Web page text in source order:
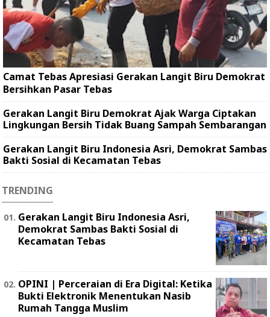
Camat Tebas Apresiasi Gerakan Langit Biru Demokrat
Bersihkan Pasar Tebas
Gerakan Langit Biru Demokrat Ajak Warga Ciptakan
Lingkungan Bersih Tidak Buang Sampah Sembarangan
Gerakan Langit Biru Indonesia Asri, Demokrat Sambas
Bakti Sosial di Kecamatan Tebas
TRENDING
Gerakan Langit Biru Indonesia Asri,
Demokrat Sambas Bakti Sosial di
Kecamatan Tebas
OPINI | Perceraian di Era Digital: Ketika
Bukti Elektronik Menentukan Nasib
Rumah Tangga Muslim